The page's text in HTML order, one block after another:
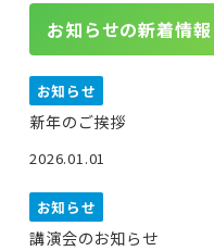
お知らせの新着情報
お知らせ
新年のご挨拶
2026.01.01
お知らせ
講演会のお知らせ